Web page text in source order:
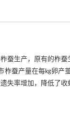
蚕生产，原有的柞
柞蚕产量在每kg卵产
失率增加，降低了